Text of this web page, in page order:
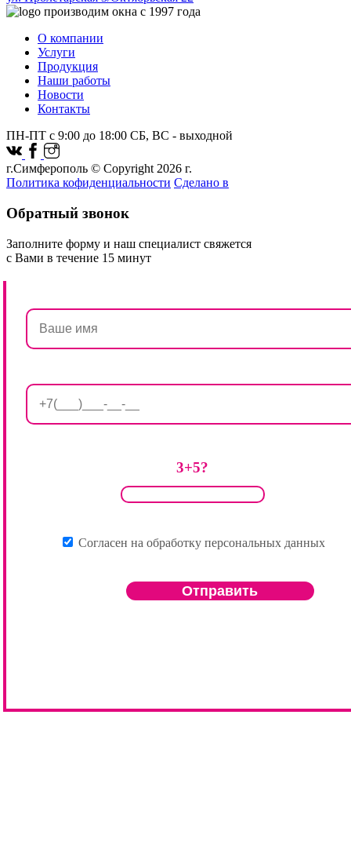
производим окна с 1997 года
О компании
Услуги
Продукция
Наши работы
Новости
Контакты
ПН-ПТ с 9:00 до 18:00 СБ, ВС - выходной
г.Симферополь © Copyright 2026 г.
Политика кофиденциальности Сделано в
Обратный звонок
Заполните форму и наш специалист свяжется
с Вами в течение 15 минут
3+5?
Согласен на обработку персональных данных